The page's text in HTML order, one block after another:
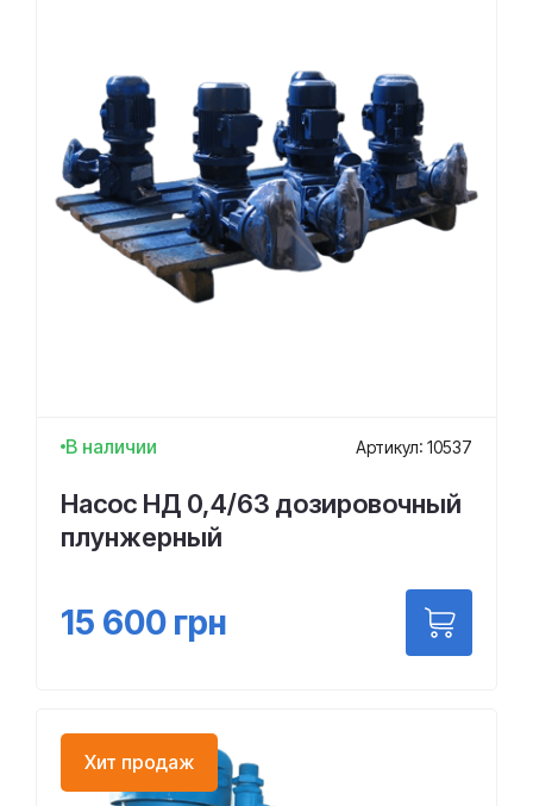
В наличии Артикул: 10537
Насос НД 0,4/63 дозировочный
плунжерный
15 600 грн
Хит продаж